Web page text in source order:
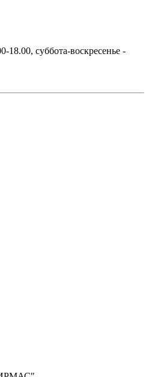
18.00, суббота-воскресенье -